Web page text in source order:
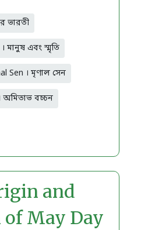
ভারতী
মানুষ এবং স্মৃতি
Sen । মৃণাল সেন
অমিতাভ বচ্চন
and
May Day